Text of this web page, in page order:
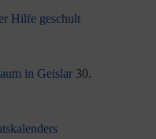
Hilfe geschult
in Geislar 30.